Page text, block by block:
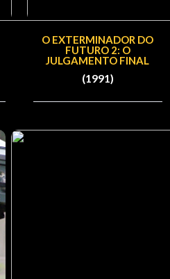
O EXTERMINADOR DO
FUTURO 2: O
JULGAMENTO FINAL
(1991)